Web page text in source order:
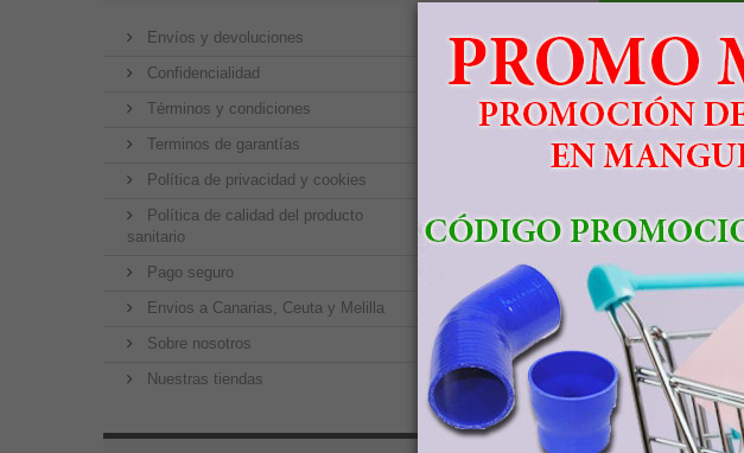
Envíos y devoluciones
Confidencialidad
Términos y condiciones
Terminos de garantías
Política de privacidad y cookies
Política de calidad del producto
sanitario
Pago seguro
Envios a Canarias, Ceuta y Melilla
Sobre nosotros
Nuestras tiendas
N48
13.8-
14.2
N50
14.0-
14.5
N52
14.3-
33M
11.3-
11.7
35M
11.7-
38M
12.5
40M
12.5-
12.8